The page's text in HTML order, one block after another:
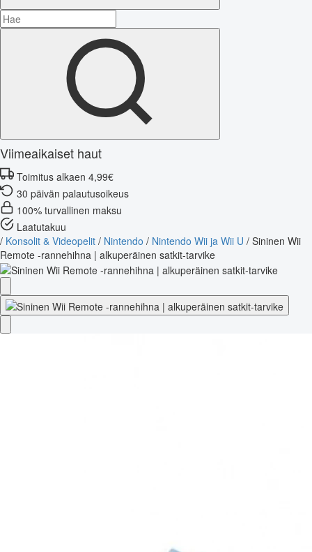
Viimeaikaiset haut
Toimitus alkaen 4,99€
30 päivän palautusoikeus
100% turvallinen maksu
Laatutakuu
/ Konsolit & Videopelit / Nintendo / Nintendo Wii ja Wii U / Sininen Wii
Remote -rannehihna | alkuperäinen satkit-tarvike